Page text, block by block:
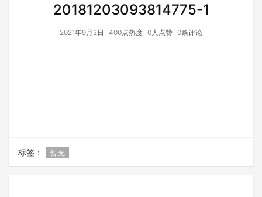
20181203093814775-1
2021年9月2日 400点热度 0人点赞 0条评论
标签： 暂无